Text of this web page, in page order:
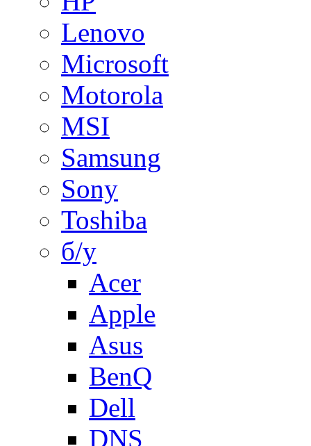
Lenovo
Microsoft
Motorola
MSI
Samsung
Sony
Toshiba
б/у
Acer
Apple
Asus
BenQ
Dell
DNS